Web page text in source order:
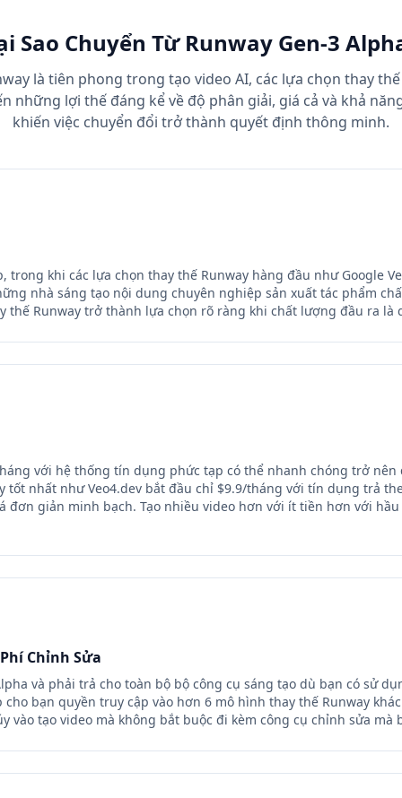
Sao Chuyển Từ Runway Gen-3
là tiên phong trong tạo video AI, các lựa chọn thay
những lợi thế đáng kể về độ phân giải, giá cả và khả
khiến việc chuyển đổi trở thành quyết định thông minh.
trong khi các lựa chọn thay thế Runway hàng đầu như Google
nhà sáng tạo nội dung chuyên nghiệp sản xuất tác phẩm
thế Runway trở thành lựa chọn rõ ràng khi chất lượng đầu ra là
với hệ thống tín dụng phức tạp có thể nhanh chóng trở
tốt nhất như Veo4.dev bắt đầu chỉ $9.9/tháng với tín dụng trả
đơn giản minh bạch. Tạo nhiều video hơn với ít tiền hơn với
Chỉnh Sửa
và phải trả cho toàn bộ bộ công cụ sáng tạo dù bạn có sử
bạn quyền truy cập vào hơn 6 mô hình thay thế Runway
tạo video mà không bắt buộc đi kèm công cụ chỉnh sửa mà